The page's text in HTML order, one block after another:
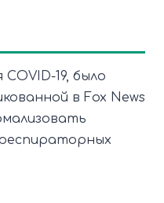
19, было
в Fox News